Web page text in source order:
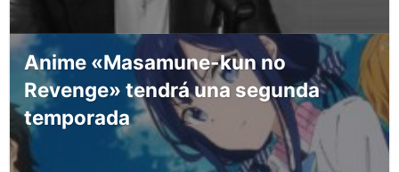
Anime «Masamune-kun no
Revenge» tendrá una segunda
temporada